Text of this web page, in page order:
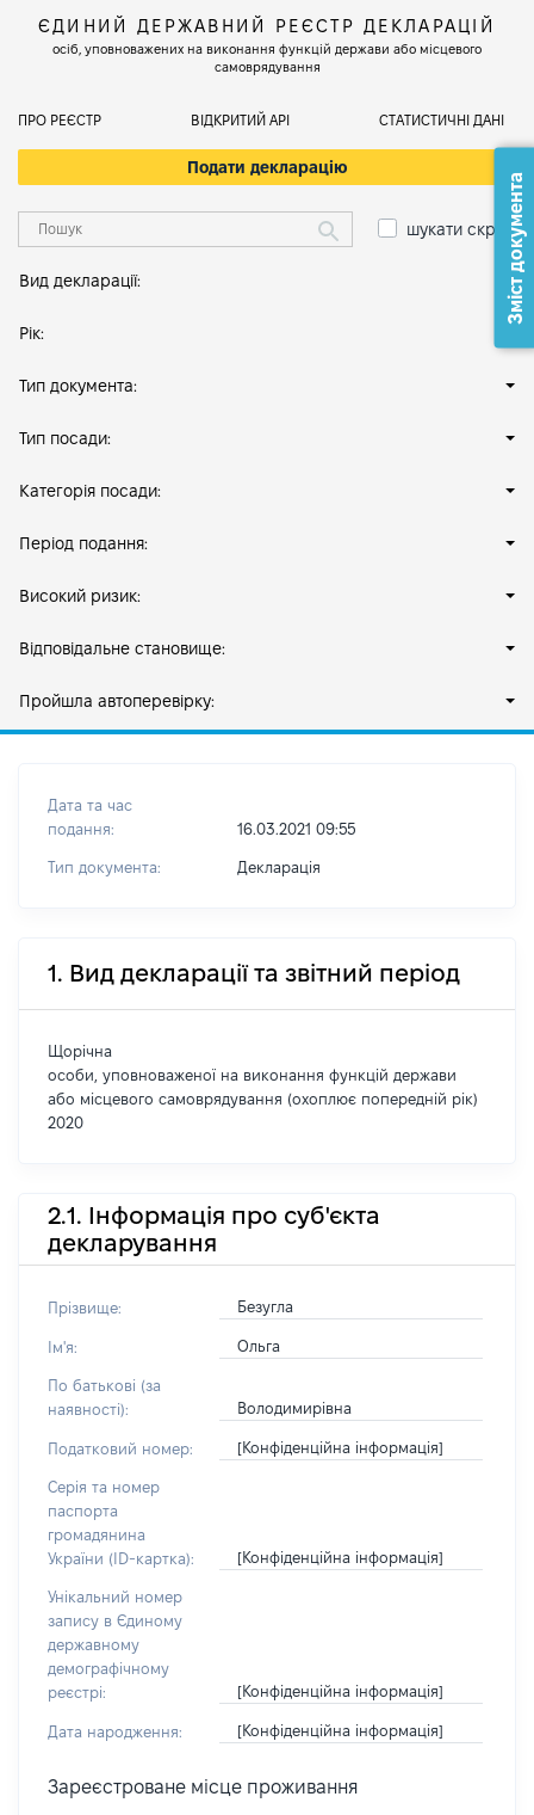
ЄДИНИЙ ДЕРЖАВНИЙ РЕЄСТР ДЕКЛАРАЦІЙ
осіб, уповноважених на виконання функцій держави або місцевого
самоврядування
ПРО РЕЄСТР ВІДКРИТИЙ АРІ СТАТИСТИЧНІ ДАНІ
Подати декларацію
шукати скрізь
Вид декларації:
Рік:
Тип документа:
Тип посади:
Категорія посади:
Період подання:
Високий ризик:
Відповідальне становище:
Пройшла автоперевірку:
Дата та час
подання:
16.03.2021 09:55
Тип документа: Декларація
1. Вид декларації та звітний період
Щорічна
особи, уповноваженої на виконання функцій держави
або місцевого самоврядування (охоплює попередній рік)
2020
2.1. Інформація про суб'єкта
декларування
Прізвище: Безугла
Ім'я: Ольга
По батькові (за
наявності):
Володимирівна
Податковий номер: [Конфіденційна інформація]
Серія та номер
паспорта
громадянина
України (ID-картка):
[Конфіденційна інформація]
Унікальний номер
запису в Єдиному
державному
демографічному
реєстрі:
[Конфіденційна інформація]
Дата народження: [Конфіденційна інформація]
Зареєстроване місце проживання
Зміст документа